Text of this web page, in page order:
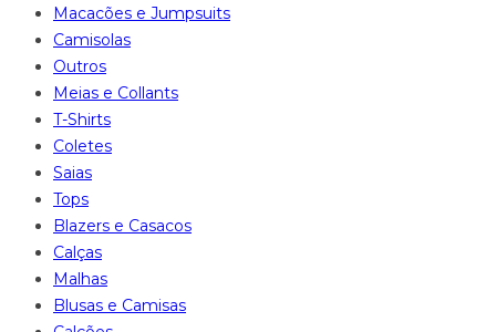
Macacões e Jumpsuits
Camisolas
Outros
Meias e Collants
T-Shirts
Coletes
Saias
Tops
Blazers e Casacos
Calças
Malhas
Blusas e Camisas